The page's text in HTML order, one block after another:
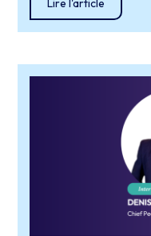
Lire l'article